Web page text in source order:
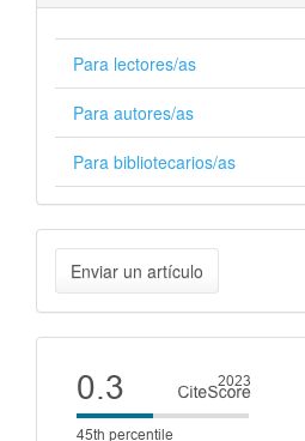
Para lectores/as
Para autores/as
Para bibliotecarios/as
Enviar
un
artículo
Enviar un artículo
Cite
score